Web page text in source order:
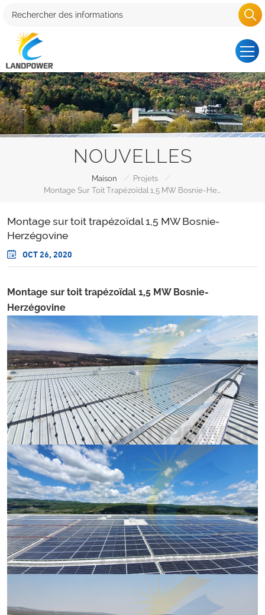
NOUVELLES
Maison / Projets
/
Montage sur toit trapézoïdal 1,5 MW Bosnie-
Herzégovine
OCT 26, 2020
Montage sur toit trapézoïdal 1,5 MW Bosnie-
Herzégovine